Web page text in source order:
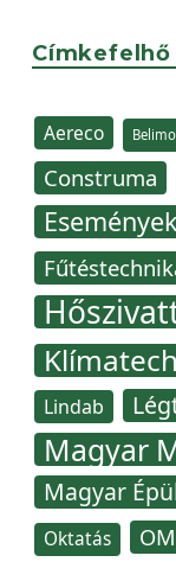
Címkefelhő
Aereco Belimo
Construma
Események
Lindab
Magyar
Magyar
Oktatás